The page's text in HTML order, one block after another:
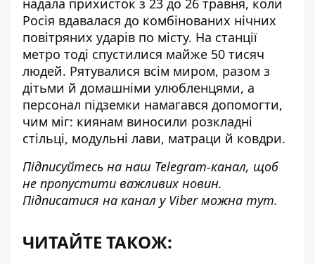
надала прихисток з 23 до 26 травня, коли
Росія вдавалася до комбінованих нічних
повітряних ударів по місту. На станції
метро тоді спустилися майже 50 тисяч
людей. Рятувалися всім миром, разом з
дітьми й домашніми улюбленцями, а
персонал підземки намагався допомогти,
чим міг: киянам виносили розкладні
стільці, модульні лави, матраци й ковдри.
Підписуйтесь на наш Telegram-канал, щоб
не пропустити важливих новин.
Підписатися на канал у Viber можна тут.
ЧИТАЙТЕ ТАКОЖ: